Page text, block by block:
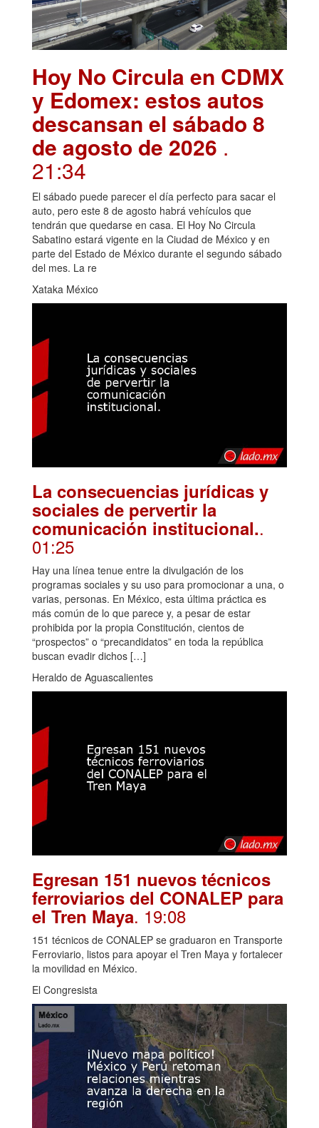
Hoy No Circula en CDMX
y Edomex: estos autos
descansan el sábado 8
de agosto de 2026 .
21:34
El sábado puede parecer el día perfecto para sacar el
auto, pero este 8 de agosto habrá vehículos que
tendrán que quedarse en casa. El Hoy No Circula
Sabatino estará vigente en la Ciudad de México y en
parte del Estado de México durante el segundo sábado
del mes. La re
Xataka México
La consecuencias jurídicas y
sociales de pervertir la
comunicación institucional..
01:25
Hay una línea tenue entre la divulgación de los
programas sociales y su uso para promocionar a una, o
varias, personas. En México, esta última práctica es
más común de lo que parece y, a pesar de estar
prohibida por la propia Constitución, cientos de
“prospectos” o “precandidatos” en toda la república
buscan evadir dichos […]
Heraldo de Aguascalientes
Egresan 151 nuevos técnicos
ferroviarios del CONALEP para
el Tren Maya. 19:08
151 técnicos de CONALEP se graduaron en Transporte
Ferroviario, listos para apoyar el Tren Maya y fortalecer
la movilidad en México.
El Congresista